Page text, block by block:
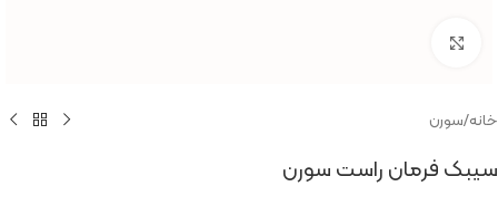
خانه/سورن
سیبک فرمان راست سورن